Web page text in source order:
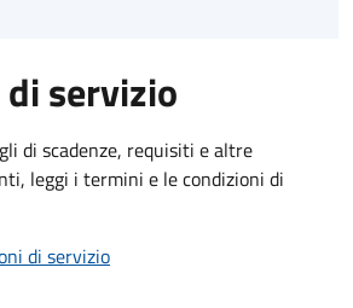
servizio
di scadenze, requisiti e altre
leggi i termini e le condizioni di
di servizio